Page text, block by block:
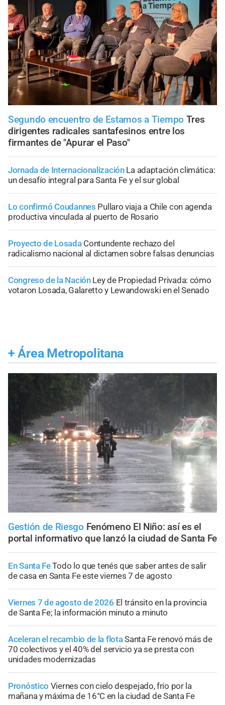
Segundo encuentro de Estamos a Tiempo Tres
dirigentes radicales santafesinos entre los
firmantes de "Apurar el Paso"
Jornada de Internacionalización La adaptación climática:
un desafío integral para Santa Fe y el sur global
Lo confirmó Coudannes Pullaro viaja a Chile con agenda
productiva vinculada al puerto de Rosario
Proyecto de Losada Contundente rechazo del
radicalismo nacional al dictamen sobre falsas denuncias
Congreso de la Nación Ley de Propiedad Privada: cómo
votaron Losada, Galaretto y Lewandowski en el Senado
+ Área Metropolitana
Gestión de Riesgo Fenómeno El Niño: así es el
portal informativo que lanzó la ciudad de Santa Fe
En Santa FeTodo lo que tenés que saber antes de salir
de casa en Santa Fe este viernes 7 de agosto
Viernes 7 de agosto de 2026 El tránsito en la provincia
de Santa Fe; la información minuto a minuto
Aceleran el recambio de la flotaSanta Fe renovó más de
70 colectivos y el 40% del servicio ya se presta con
unidades modernizadas
Pronóstico Viernes con cielo despejado, frío por la
mañana y máxima de 16°C en la ciudad de Santa Fe